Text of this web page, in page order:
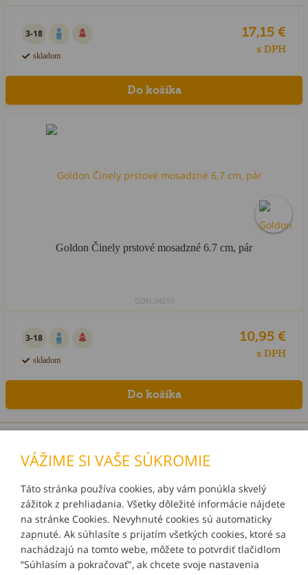
3-18
skladom
17,15 €
s DPH
Goldon Činely prstové mosadzné 6.7 cm, pár
GDN.34010
3-18
skladom
10,95 €
s DPH
INFORMÁCIE
MÔJ ÚČET
VÁŽIME SI VAŠE SÚKROMIE
Táto stránka používa cookies, aby vám ponúkla skvelý
zážitok z prehliadania. Všetky dôležité informácie nájdete
na stránke Cookies. Nevyhnuté cookies sú automaticky
zapnuté. Ak súhlasíte s prijatím všetkých cookies, ktoré sa
nachádzajú na tomto webe, môžete to potvrdiť tlačidlom
“Súhlasím a pokračovať", ak chcete svoje nastavenia